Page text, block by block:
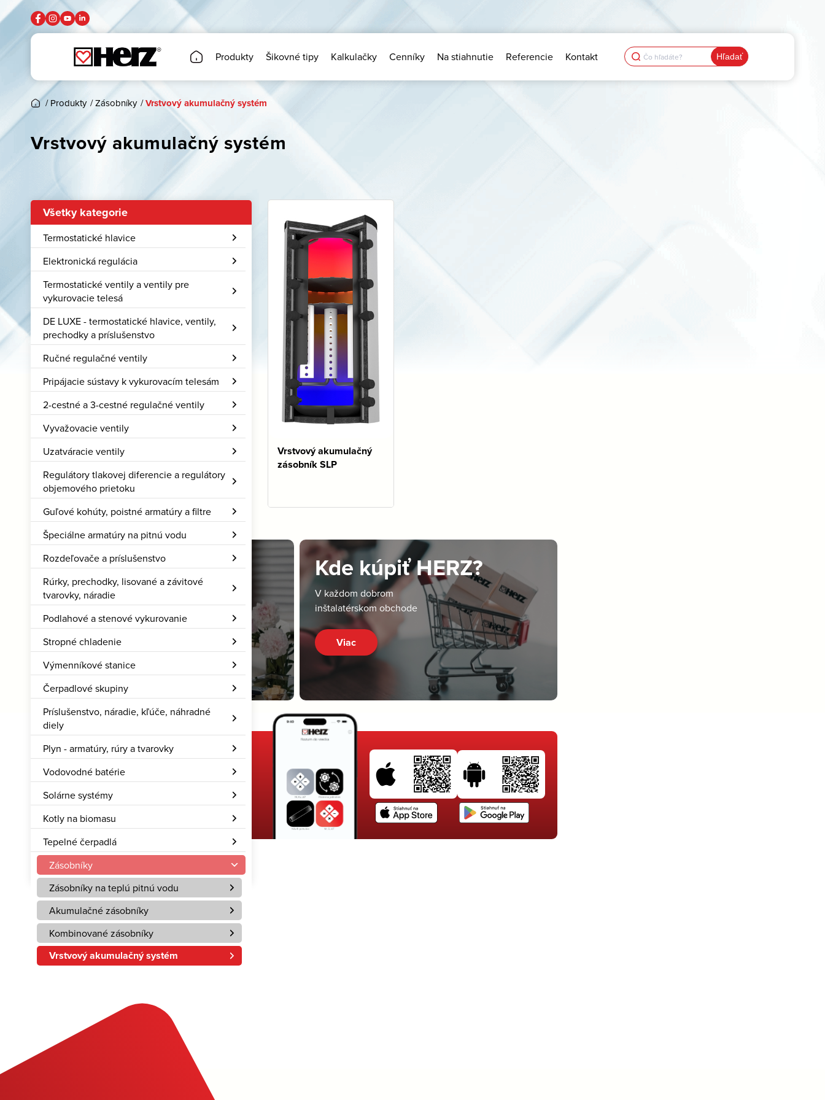
Všetky kategorie
Termostatické hlavice
Elektronická regulácia
Termostatické ventily a ventily pre
vykurovacie telesá
DE LUXE - termostatické hlavice, ventily,
prechodky a príslušenstvo
Ručné regulačné ventily
Pripájacie sústavy k vykurovacím telesám
2-cestné a 3-cestné regulačné ventily
Vyvažovacie ventily
Uzatváracie ventily
Regulátory tlakovej diferencie a regulátory
objemového prietoku
Guľové kohúty, poistné armatúry a filtre
Špeciálne armatúry na pitnú vodu
Rozdeľovače a príslušenstvo
Rúrky, prechodky, lisované a závitové
tvarovky, náradie
Podlahové a stenové vykurovanie
Stropné chladenie
Výmenníkové stanice
Čerpadlové skupiny
Príslušenstvo, náradie, kľúče, náhradné
diely
Plyn - armatúry, rúry a tvarovky
Vodovodné batérie
Solárne systémy
Kotly na biomasu
Tepelné čerpadlá
Zásobníky
Zásobníky na teplú pitnú vodu
Akumulačné zásobníky
Kombinované zásobníky
Vrstvový akumulačný systém
Produkty Šikovné tipy Kalkulačky Cenníky Na stiahnutie Referencie Kontakt Search
for:
/ Produkty /Zásobníky /Vrstvový akumulačný systém
Vrstvový akumulačný systém
Vrstvový akumulačný
zásobník SLP
Kotly na biomasu
Sú ideálnym riešením
práve pre vás?
Viac
Kde kúpiť HERZ?
V každom dobrom
inštalatérskom obchode
Viac
Stiahnite si našu aplikáciu
Hcalc – Rozum do vrecka